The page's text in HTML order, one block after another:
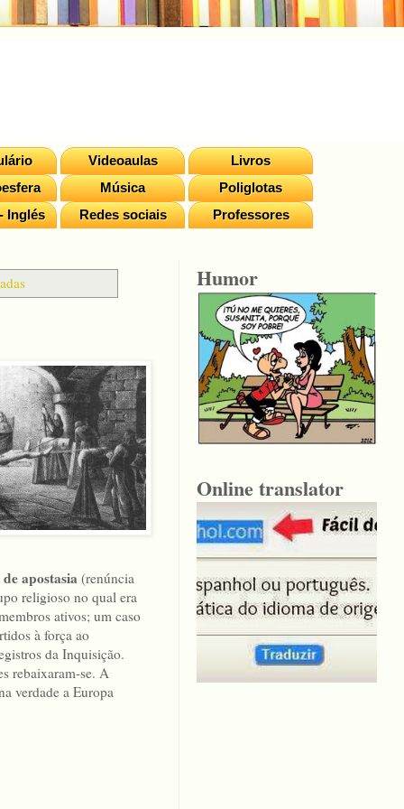
Videoaulas
Livros
Música
Poliglotas
Inglés
Redes sociais Professores
apostasia (renúncia
religioso no qual era
ativos; um caso
à força ao
da Inquisição.
rebaixaram-se. A
verdade a Europa
Humor
Online translator